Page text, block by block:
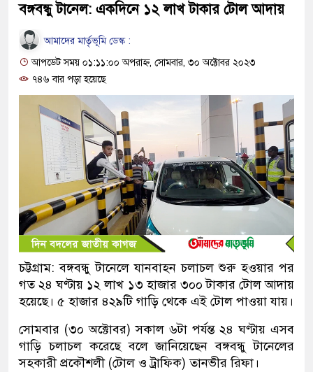
বঙ্গবন্ধু টানেল: একদিনে ১২ লাখ টাকার টোল আদায়
আমাদের মার্তৃভূমি ডেস্ক :
আপডেট সময় ০১:১১:০০ অপরাহ্ন, সোমবার, ৩০ অক্টোবর ২০২৩
৭৪৬ বার পড়া হয়েছে
চট্টগ্রাম: বঙ্গবন্ধু টানেলে যানবাহন চলাচল শুরু হওয়ার পর
গত ২৪ ঘণ্টায় ১২ লাখ ১৩ হাজার ৩০০ টাকার টোল আদায়
হয়েছে। ৫ হাজার ৪২৯টি গাড়ি থেকে এই টোল পাওয়া যায়।
সোমবার (৩০ অক্টোবর) সকাল ৬টা পর্যন্ত ২৪ ঘণ্টায় এসব
গাড়ি চলাচল করেছে বলে জানিয়েছেন বঙ্গবন্ধু টানেলের
সহকারী প্রকৌশলী (টোল ও ট্রাফিক) তানভীর রিফা।